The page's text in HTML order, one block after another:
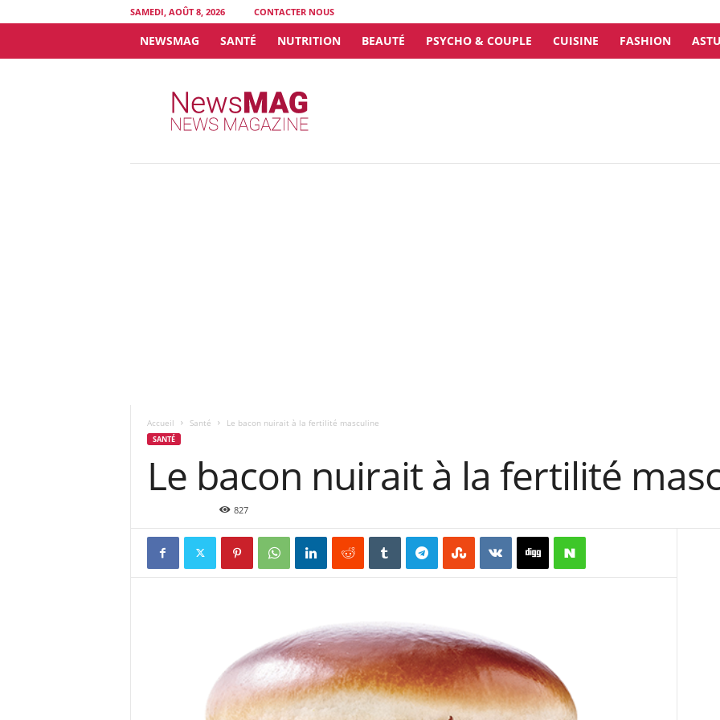
SAMEDI, AOÛT 8, 2026 CONTACTER NOUS
NEWSMAG SANTÉ NUTRITION BEAUTÉ PSYCHO & COUPLE CUISINE FASHION
Accueil Santé Le bacon nuirait à la fertilité masculine
SANTÉ
Le bacon nuirait à la fertilité
827